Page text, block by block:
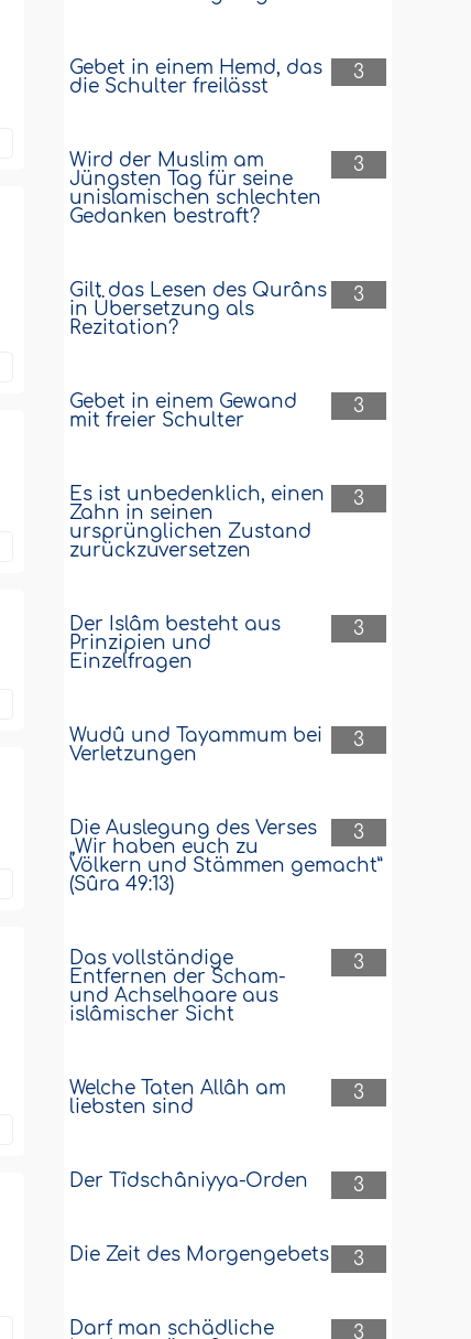
3
Gebet in einem Hemd, das
die Schulter freilässt
3
Wird der Muslim am
Jüngsten Tag für seine
unislamischen schlechten
Gedanken bestraft?
3
Gilt das Lesen des Qurâns
in Übersetzung als
Rezitation?
3
Gebet in einem Gewand
mit freier Schulter
3
Es ist unbedenklich, einen
Zahn in seinen
ursprünglichen Zustand
zurückzuversetzen
3
Der Islâm besteht aus
Prinzipien und
Einzelfragen
3
Wudû und Tayammum bei
Verletzungen
3
Die Auslegung des Verses
„Wir haben euch zu
Völkern und Stämmen gemacht”
(Sûra 49:13)
3
Das vollständige
Entfernen der Scham-
und Achselhaare aus
islâmischer Sicht
3
Welche Taten Allâh am
liebsten sind
3
Der Tîdschâniyya-Orden
3
Die Zeit des Morgengebets
3
Darf man schädliche